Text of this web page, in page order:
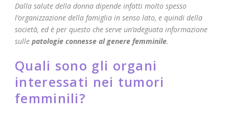
Dalla salute della donna dipende infatti molto spesso
l’organizzazione della famiglia in senso lato, e quindi della
società, ed è per questo che serve un’adeguata informazione
sulle patologie connesse al genere femminile.
Quali sono gli organi
interessati nei tumori
femminili?